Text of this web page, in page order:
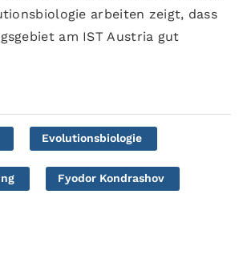
arbeiten zeigt, dass
am IST Austria gut
Evolutionsbiologie
Fyodor Kondrashov